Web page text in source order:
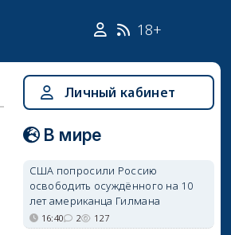
18+
Личный кабинет
В мире
США попросили Россию
освободить осуждённого на 10
лет американца Гилмана
16:40 2 127